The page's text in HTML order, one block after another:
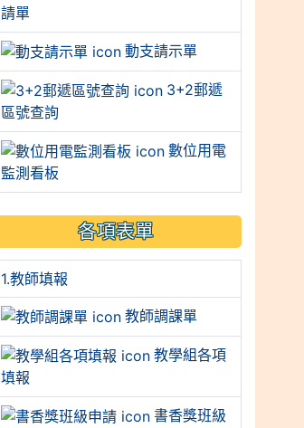
請單
動支請示單
3+2郵遞
區號查詢
數位用電
監測看板
各項表單
1.教師填報
教師調課單
教學組各項
填報
書香獎班級